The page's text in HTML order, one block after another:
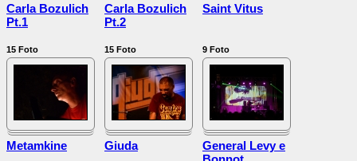
Carla Bozulich
Pt.1
15 Foto
Carla Bozulich
Pt.2
15 Foto
Saint Vitus
9 Foto
Metamkine Giuda
General Levy e